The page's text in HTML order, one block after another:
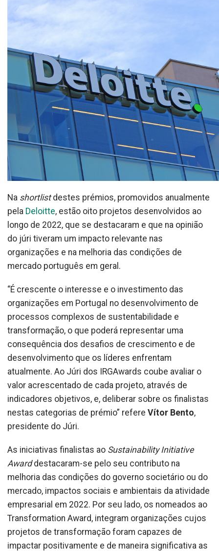
Na shortlistdestes prémios, promovidos anualmente
pela Deloitte, estão oito projetos desenvolvidos ao
longo de 2022, que se destacaram e que na opinião
do júri tiveram um impacto relevante nas
organizações e na melhoria das condições de
mercado português em geral.
“É crescente o interesse e o investimento das
organizações em Portugal no desenvolvimento de
processos complexos de sustentabilidade e
transformação, o que poderá representar uma
consequência dos desafios de crescimento e de
desenvolvimento que os líderes enfrentam
atualmente. Ao Júri dos IRGAwards coube avaliar o
valor acrescentado de cada projeto, através de
indicadores objetivos, e, deliberar sobre os finalistas
nestas categorias de prémio” refere Vítor Bento,
presidente do Júri.
As iniciativas finalistas ao Sustainability Initiative
Awarddestacaram-se pelo seu contributo na
melhoria das condições do governo societário ou do
mercado, impactos sociais e ambientais da atividade
empresarial em 2022. Por seu lado, os nomeados ao
Transformation Award, integram organizações cujos
projetos de transformação foram capazes de
impactar positivamente e de maneira significativa as